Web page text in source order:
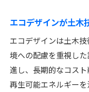
エコデザインが土木
エコデザインは土木
境への配慮を重視し
進し、長期的なコスト
再生可能エネルギー